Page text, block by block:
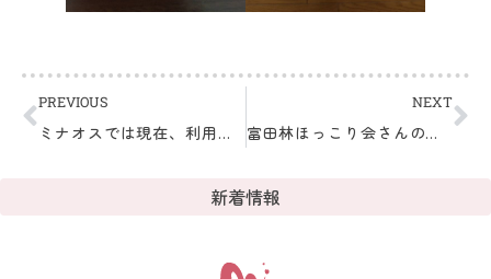
PREVIOUS
ミナオスでは現在、利用者さんの見学や体験宿泊の募集をお待ちしております。
NEXT
富田林ほっこり会さんの研修会を受講してきました！！
新着情報